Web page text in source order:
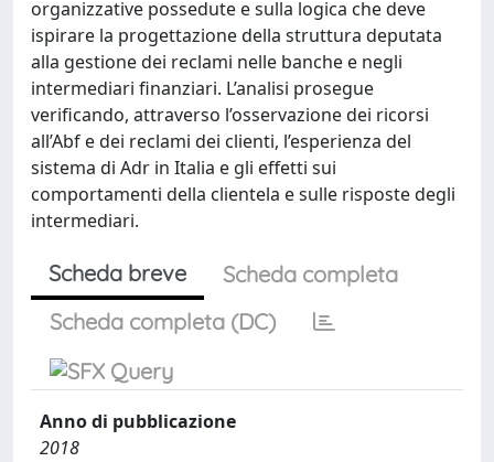
organizzative possedute e sulla logica che deve
ispirare la progettazione della struttura deputata
alla gestione dei reclami nelle banche e negli
intermediari finanziari. L’analisi prosegue
verificando, attraverso l’osservazione dei ricorsi
all’Abf e dei reclami dei clienti, l’esperienza del
sistema di Adr in Italia e gli effetti sui
comportamenti della clientela e sulle risposte degli
intermediari.
Scheda breve
Scheda completa
Scheda completa (DC)
Anno di pubblicazione
2018